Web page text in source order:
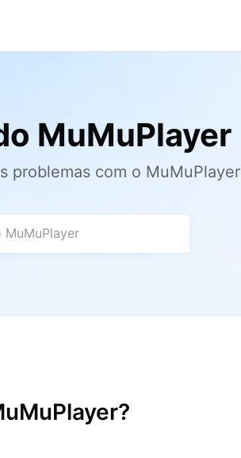
MuMuPlayer
problemas com o MuMuPlayer